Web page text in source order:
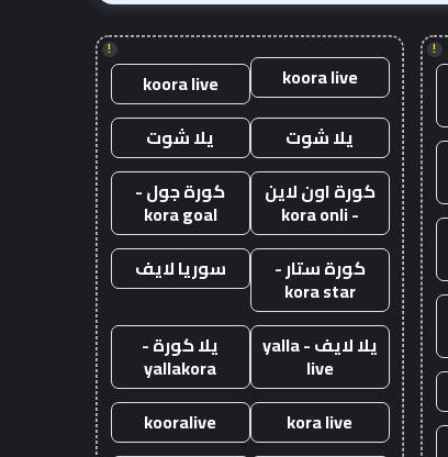
!
!
koora live
koora live
يلا شوت
يلا شوت
كورة اون لاين
- kora onli
كورة جول -
kora goal
كورة ستار -
kora star
سوريا لايف
يلا لايف - yalla
live
يلا كورة -
yallakora
kora live
kooralive